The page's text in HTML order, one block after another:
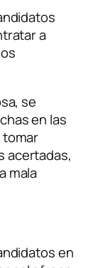
a
se
en las
tomar
acertadas,
mala
en